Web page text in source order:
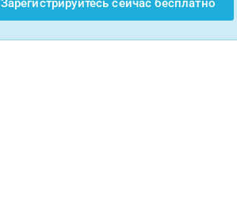
Зарегистрируйтесь сейчас бесплатно